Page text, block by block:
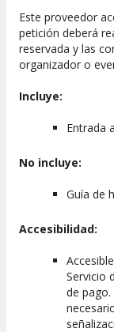
Este proveedor
petición deberá
reservada y las
organizador o
Incluye:
Entrada
No incluye:
Guía de
Accesibilidad:
Servicio
de pago.